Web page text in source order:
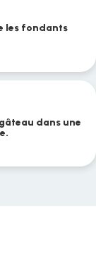
les fondants
dans une